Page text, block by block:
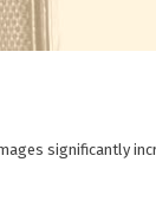
significantly